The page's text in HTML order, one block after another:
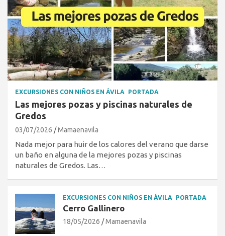
EXCURSIONES CON NIÑOS EN ÁVILA PORTADA
Las mejores pozas y piscinas naturales de
Gredos
03/07/2026 Mamaenavila
Nada mejor para huir de los calores del verano que darse
un baño en alguna de la mejores pozas y piscinas
naturales de Gredos. Las…
EXCURSIONES CON NIÑOS EN ÁVILA PORTADA
Cerro Gallinero
18/05/2026 Mamaenavila